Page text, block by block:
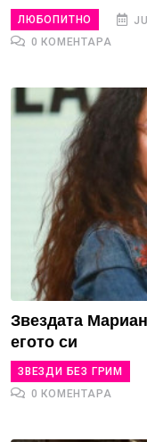
ЛЮБОПИТНО
0 КОМЕНТАРА
Звездата
егото си
ЗВЕЗДИ БЕЗ ГРИМ
0 КОМЕНТАРА